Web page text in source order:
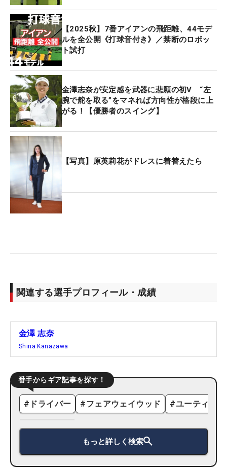
【2025秋】7番アイアンの飛距離、44モデ
ルを全公開《打球音付き》／禁断のロボッ
ト試打
金澤志奈が安定感を武器に悲願の初V “左
腕で舵を取る”をマネれば方向性が格段に上
がる！【優勝者のスイング】
【写真】原英莉花がドレスに着替えたら
関連する選手プロフィール・成績
金澤 志奈
Shina Kanazawa
番手からギア記事を探す！
# ドライバー #フェアウェイウッド #ユーティリ
もっと詳しく検索